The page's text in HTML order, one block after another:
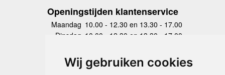
Wij gebruiken cookies
Openingstijden klantenservice
Maandag 10.00 - 12.30 en 13.30 - 17.00
Dinsdag 10.00 - 12.30 en 13.30 - 17.00
Donderdag
10.00 - 12.30 en 13.30 - 17.00
Vrijdag 10.00 - 12.30 en 13.30 - 17.00